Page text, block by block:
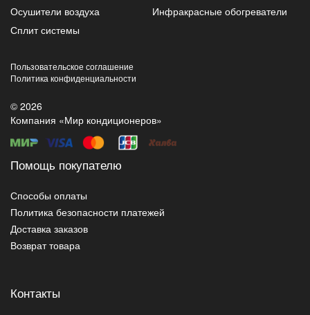
Осушители воздуха
Инфракрасные обогреватели
Сплит системы
Пользовательское соглашение
Политика конфиденциальности
© 2026
Компания «Мир кондиционеров»
Помощь покупателю
Способы оплаты
Политика безопасности платежей
Доставка заказов
Возврат товара
Контакты